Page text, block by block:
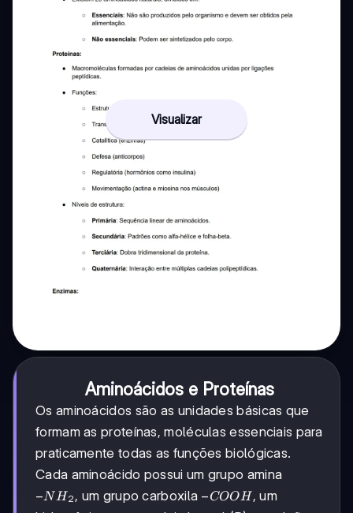
Visualizar
Aminoácidos e Proteínas
Os aminoácidos são as unidades básicas que
formam as proteínas, moléculas essenciais para
praticamente todas as funções biológicas.
Cada aminoácido possui um grupo amina
-
−N H 2 , um grupo carboxila -
−COOH , um